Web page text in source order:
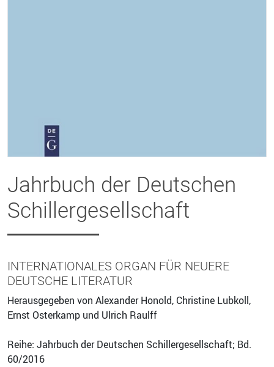
Jahrbuch der Deutschen
Schillergesellschaft
INTERNATIONALES ORGAN FÜR NEUERE
DEUTSCHE LITERATUR
Herausgegeben von Alexander Honold, Christine Lubkoll,
Ernst Osterkamp und Ulrich Raulff
Reihe: Jahrbuch der Deutschen Schillergesellschaft; Bd.
60/2016